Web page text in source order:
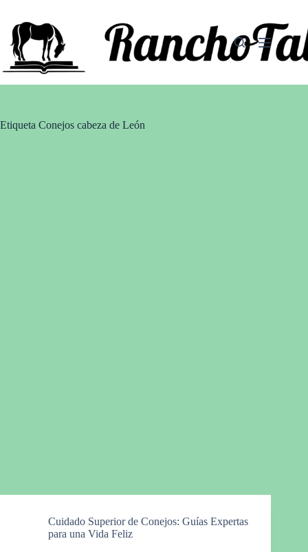
contenido
Etiqueta Conejos cabeza de León
Cuidado Superior de Conejos: Guías Expertas
para una Vida Feliz